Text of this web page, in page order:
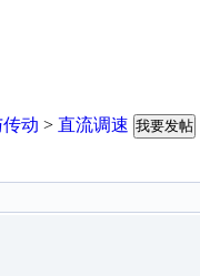
动 > 直流调速 我要发帖